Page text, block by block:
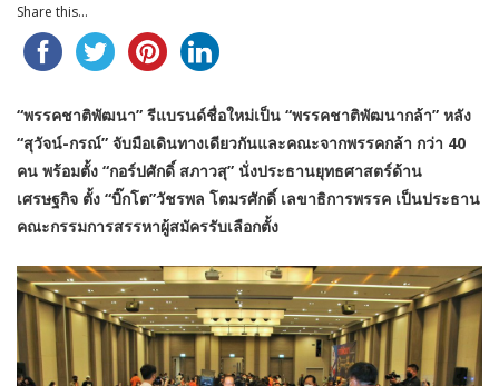
Share this...
“พรรคชาติพัฒนา” รีแบรนด์ชื่อใหม่เป็น “พรรคชาติพัฒนากล้า” หลัง
“สุวัจน์-กรณ์” จับมือเดินทางเดียวกันและคณะจากพรรคกล้า กว่า 40
คน พร้อมตั้ง “กอร์ปศักดิ์ สภาวสุ” นั่งประธานยุทธศาสตร์ด้าน
เศรษฐกิจ ตั้ง “บิ๊กโต”วัชรพล โตมรศักดิ์ เลขาธิการพรรค เป็นประธาน
คณะกรรมการสรรหาผู้สมัครรับเลือกตั้ง